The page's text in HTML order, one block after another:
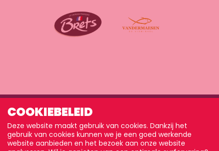
COOKIEBELEID
Deze website maakt gebruik van cookies. Dankzij het
gebruik van cookies kunnen we je een goed werkende
website aanbieden en het bezoek aan onze website